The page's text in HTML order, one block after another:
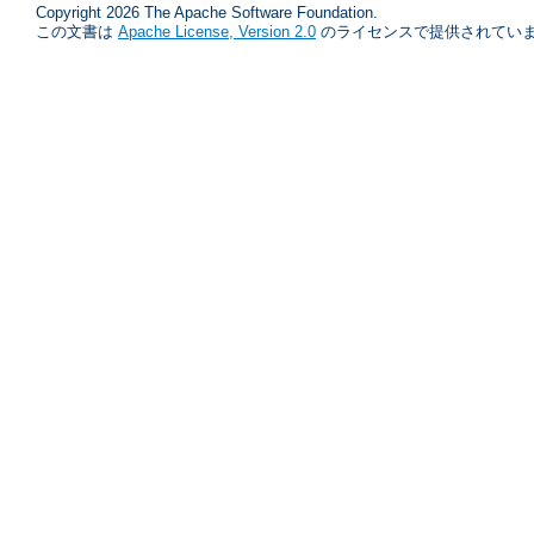
Copyright 2026 The Apache Software Foundation.
この文書は Apache License, Version 2.0 のライセンスで提供されてい